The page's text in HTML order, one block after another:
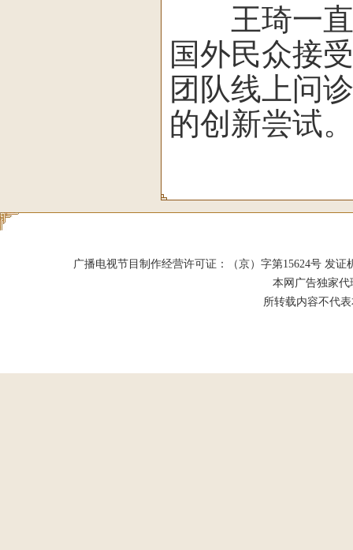
王琦一直
国外民众接
团队线上问
的创新尝试
广播电视节目制作经营许可证：（京）字第15624号 发证
本网广告独家
所转载内容不代